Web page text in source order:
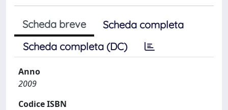
Scheda breve
Scheda completa
Scheda completa (DC)
Anno
2009
Codice ISBN